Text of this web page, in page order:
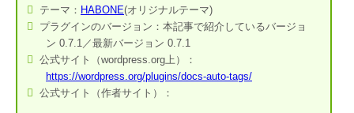
テーマ： HABONE(オリジナルテーマ)
プラグインのバージョン：本記事で紹介しているバージョ
ン 0.7.1／最新バージョン 0.7.1
公式サイト（wordpress.org上）：
https://wordpress.org/plugins/docs-auto-tags/
公式サイト（作者サイト）：